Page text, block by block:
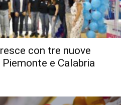
con tre nuove
e Calabria